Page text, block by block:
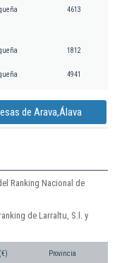
4613
1812
4941
de Arava,Álava
Ranking Nacional de
de Larraltu, S.l. y
Provincia